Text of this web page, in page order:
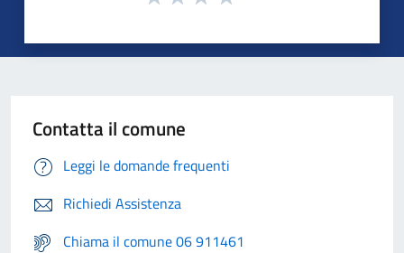
Contatta il comune
Leggi le domande frequenti
Richiedi Assistenza
Chiama il comune 06 911461